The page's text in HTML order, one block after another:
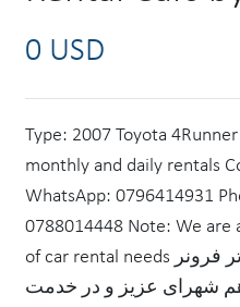
0 USD
Type: 2007 Toyota
monthly and daily rentals
WhatsApp: 0796414931
0788014448 Note: We are
of car rental needs موتر های کرایی جبارزی موتر فرونر
خدمت هم شهرای عزیز و در خدمت